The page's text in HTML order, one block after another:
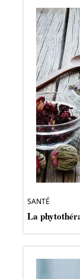
SANTÉ
La